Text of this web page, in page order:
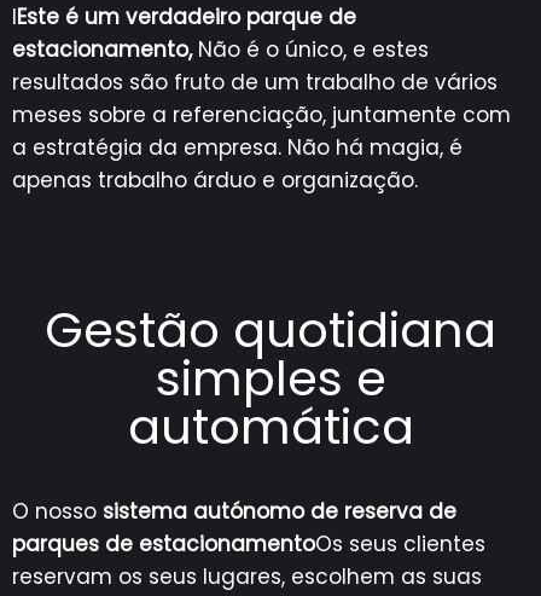
IEste é um verdadeiro parque de
estacionamento,Não é o único, e estes
resultados são fruto de um trabalho de vários
meses sobre a referenciação, juntamente com
a estratégia da empresa. Não há magia, é
apenas trabalho árduo e organização.
Gestão quotidiana
simples e
automática
O nosso sistema autónomo de reserva de
parques de estacionamentoOs seus clientes
reservam os seus lugares, escolhem as suas